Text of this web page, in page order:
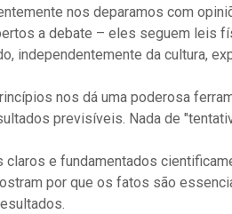
nos deparamos com
a debate – eles seguem leis
independentemente da cultura,
nos dá uma poderosa
previsíveis. Nada de
e fundamentados
por que os fatos são